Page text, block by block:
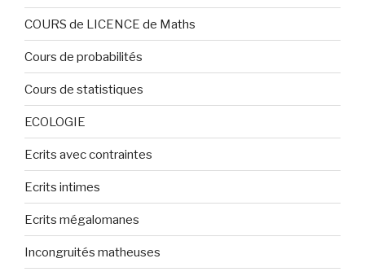
COURS de LICENCE de Maths
Cours de probabilités
Cours de statistiques
ECOLOGIE
Ecrits avec contraintes
Ecrits intimes
Ecrits mégalomanes
Incongruités matheuses